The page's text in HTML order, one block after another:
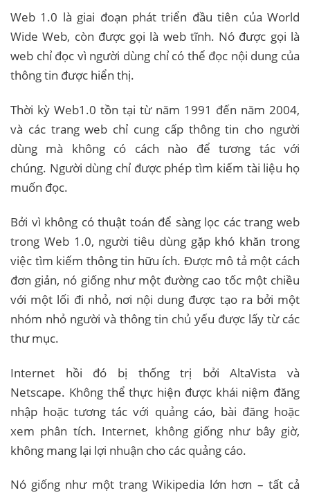
Web 1.0 là giai đoạn phát triển đầu tiên của World
Wide Web, còn được gọi là web tĩnh. Nó được gọi là
web chỉ đọc vì người dùng chỉ có thể đọc nội dung của
thông tin được hiển thị.
Thời kỳ Web1.0 tồn tại từ năm 1991 đến năm 2004,
và các trang web chỉ cung cấp thông tin cho người
dùng mà không có cách nào để tương tác với
chúng. Người dùng chỉ được phép tìm kiếm tài liệu họ
muốn đọc.
Bởi vì không có thuật toán để sàng lọc các trang web
trong Web 1.0, người tiêu dùng gặp khó khăn trong
việc tìm kiếm thông tin hữu ích. Được mô tả một cách
đơn giản, nó giống như một đường cao tốc một chiều
với một lối đi nhỏ, nơi nội dung được tạo ra bởi một
nhóm nhỏ người và thông tin chủ yếu được lấy từ các
thư mục.
Internet hồi đó bị thống trị bởi AltaVista và
Netscape. Không thể thực hiện được khái niệm đăng
nhập hoặc tương tác với quảng cáo, bài đăng hoặc
xem phân tích. Internet, không giống như bây giờ,
không mang lại lợi nhuận cho các quảng cáo.
Nó giống như một trang Wikipedia lớn hơn – tất cả